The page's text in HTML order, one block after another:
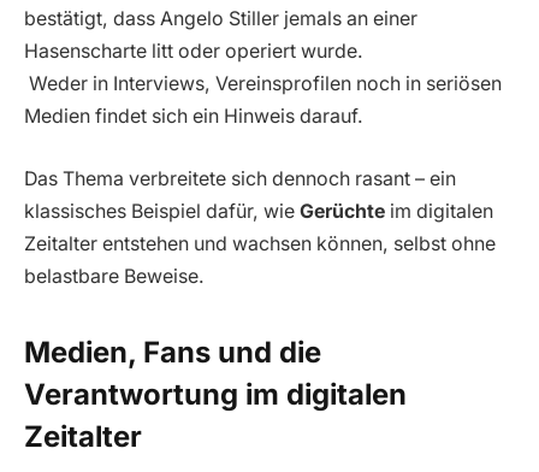
bestätigt, dass Angelo Stiller jemals an einer
Hasenscharte litt oder operiert wurde.
Weder in Interviews, Vereinsprofilen noch in seriösen
Medien findet sich ein Hinweis darauf.
Das Thema verbreitete sich dennoch rasant – ein
klassisches Beispiel dafür, wie Gerüchte im digitalen
Zeitalter entstehen und wachsen können, selbst ohne
belastbare Beweise.
Medien, Fans und die
Verantwortung im digitalen
Zeitalter